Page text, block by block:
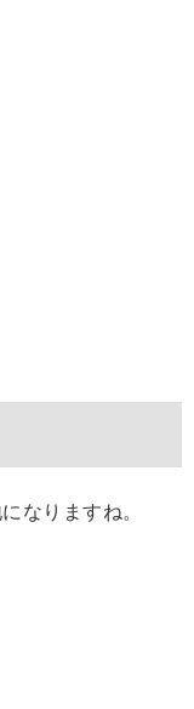
なりますね。